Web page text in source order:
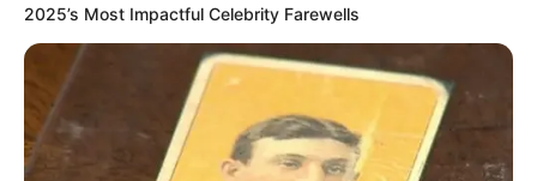
2025’s Most Impactful Celebrity Farewells